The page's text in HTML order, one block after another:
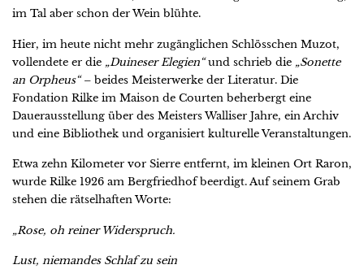
im Tal aber schon der Wein blühte.
Hier, im heute nicht mehr zugänglichen Schlösschen Muzot,
vollendete er die „Duineser Elegien“und schrieb die „Sonette
an Orpheus“– beides Meisterwerke der Literatur. Die
Fondation Rilke im Maison de Courten beherbergt eine
Dauerausstellung über des Meisters Walliser Jahre, ein Archiv
und eine Bibliothek und organisiert kulturelle Veranstaltungen.
Etwa zehn Kilometer vor Sierre entfernt, im kleinen Ort Raron,
wurde Rilke 1926 am Bergfriedhof beerdigt. Auf seinem Grab
stehen die rätselhaften Worte:
„Rose, oh reiner Widerspruch.
Lust, niemandes Schlaf zu sein